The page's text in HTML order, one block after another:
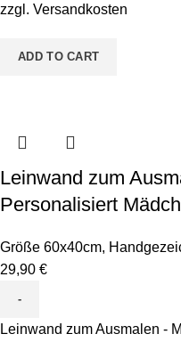
zzgl. Versandkosten
ADD TO CART
Leinwand zum
Personalisiert
Größe 60x40cm,
29,90 €
Leinwand zum Ausmalen -